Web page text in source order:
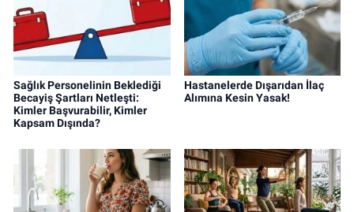
Sağlık Personelinin Beklediği
Becayiş Şartları Netleşti:
Kimler Başvurabilir, Kimler
Kapsam Dışında?
Hastanelerde Dışarıdan İlaç
Alımına Kesin Yasak!